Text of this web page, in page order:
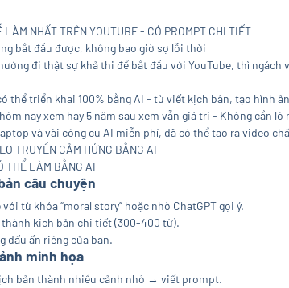
LÀM NHẤT TRÊN YOUTUBE - CÓ PROMPT CHI TIẾT
bắt đầu được, không bao giờ sợ lỗi thời
đi thật sự khả thi để bắt đầu với YouTube, thì
thể triển khai 100% bằng AI - từ viết kịch bản, tạo hình
nay xem hay 5 năm sau xem vẫn giá trị - Không cần
và vài công cụ AI miễn phí, đã có thể tạo ra video
TRUYỀN CẢM HỨNG BẰNG AI
THỂ LÀM BẰNG AI
câu chuyện
từ khóa “moral story” hoặc nhờ ChatGPT gợi ý.
thành kịch bản chi tiết (300-400 từ).
dấu ấn riêng của bạn.
minh họa
bản thành nhiều cảnh nhỏ → viết prompt.